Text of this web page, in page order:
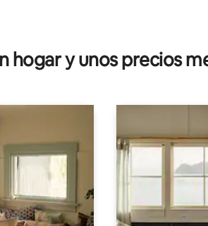
reseñas
hogar y unos precios